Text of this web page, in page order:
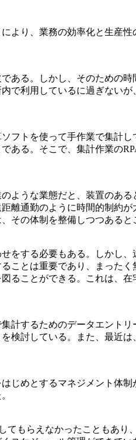
より、業務の効率化と生産
る。しかし、そのための
で利用しているに過ぎない
トを使って手作業で集計
ある。そこで、集計作業の
うな業態だと、装置のあ
離通勤のように時間的制約
その体制を整備しつつあると
する必要もある。しかし
とは重要であり、まったく
ることができる。これは、
するためのデータエント
検討している。また、最近
めとするマネジメント体
てもらえなかったこともあ